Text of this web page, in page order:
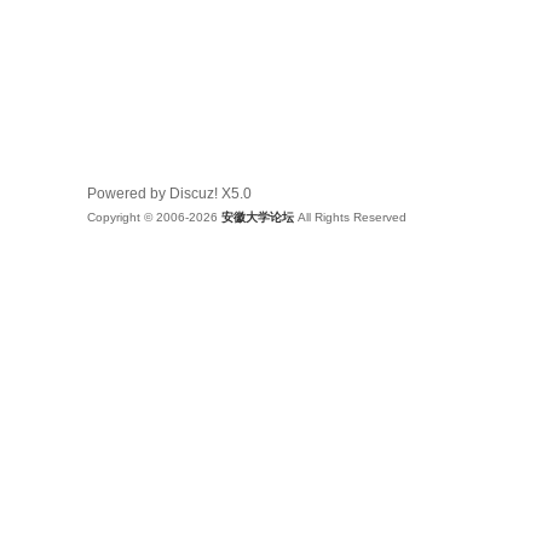
Powered by Discuz! X5.0
Copyright © 2006-2026 安徽大学论坛 All Rights Reserved